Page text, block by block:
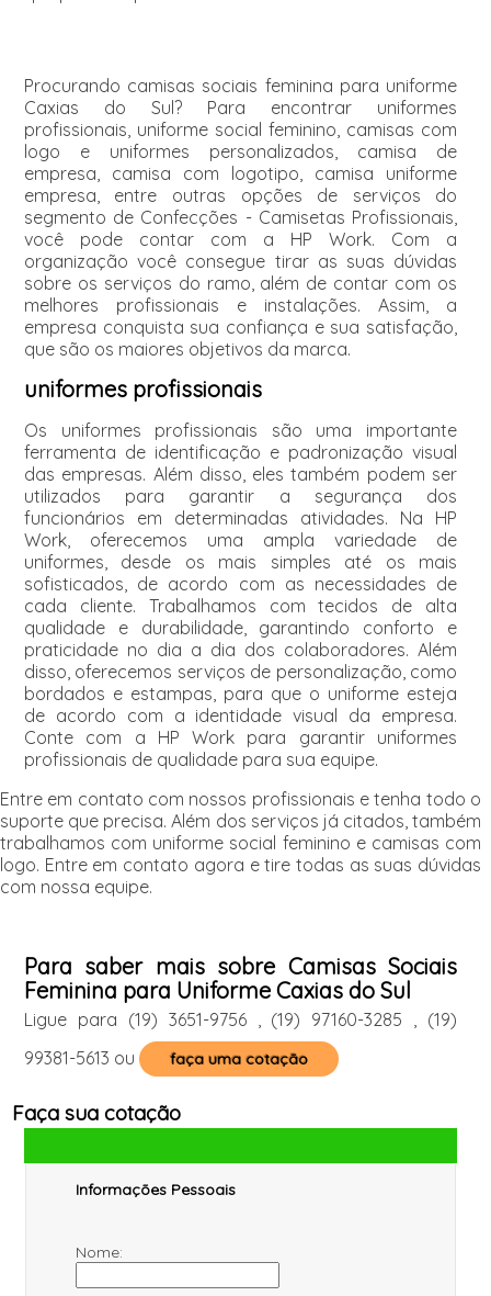
Procurando camisas sociais feminina para uniforme
Caxias do Sul? Para encontrar uniformes
profissionais, uniforme social feminino, camisas com
logo e uniformes personalizados, camisa de
empresa, camisa com logotipo, camisa uniforme
empresa, entre outras opções de serviços do
segmento de Confecções - Camisetas Profissionais,
você pode contar com a HP Work. Com a
organização você consegue tirar as suas dúvidas
sobre os serviços do ramo, além de contar com os
melhores profissionais e instalações. Assim, a
empresa conquista sua confiança e sua satisfação,
que são os maiores objetivos da marca.
uniformes profissionais
Os uniformes profissionais são uma importante
ferramenta de identificação e padronização visual
das empresas. Além disso, eles também podem ser
utilizados para garantir a segurança dos
funcionários em determinadas atividades. Na HP
Work, oferecemos uma ampla variedade de
uniformes, desde os mais simples até os mais
sofisticados, de acordo com as necessidades de
cada cliente. Trabalhamos com tecidos de alta
qualidade e durabilidade, garantindo conforto e
praticidade no dia a dia dos colaboradores. Além
disso, oferecemos serviços de personalização, como
bordados e estampas, para que o uniforme esteja
de acordo com a identidade visual da empresa.
Conte com a HP Work para garantir uniformes
profissionais de qualidade para sua equipe.
Entre em contato com nossos profissionais e tenha todo o
suporte que precisa. Além dos serviços já citados, também
trabalhamos com uniforme social feminino e camisas com
logo. Entre em contato agora e tire todas as suas dúvidas
com nossa equipe.
Para saber mais sobre Camisas Sociais
Feminina para Uniforme Caxias do Sul
Ligue para (19) 3651-9756 (19) 97160-3285
(19)
99381-5613 ou faça uma cotação
Faça sua cotação
Informações Pessoais
Nome: